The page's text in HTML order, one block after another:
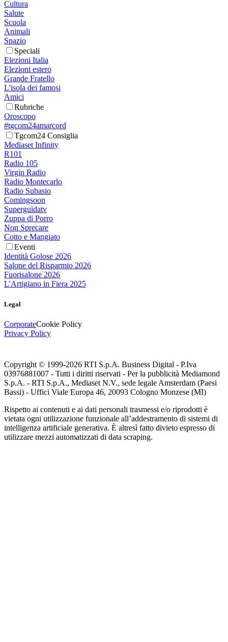
Cultura
Salute
Scuola
Animali
Spazio
Speciali
Elezioni Italia
Elezioni estero
Grande Fratello
L'isola dei famosi
Amici
Rubriche
Oroscopo
#tgcom24amarcord
Tgcom24 Consiglia
Mediaset Infinity
R101
Radio 105
Virgin Radio
Radio Montecarlo
Radio Subasio
Comingsoon
Superguidatv
Zuppa di Porro
Non Sprecare
Cotto e Mangiato
Eventi
Identità Golose 2026
Salone del Risparmio 2026
Fuorisalone 2026
L'Artigiano in Fiera 2025
Legal
CorporateCookie Policy
Privacy Policy
Copyright © 1999-2026 RTI S.p.A. Business Digital - P.Iva
03976881007 - Tutti i diritti riservati - Per la pubblicità Mediamond
S.p.A. - RTI S.p.A., Mediaset N.V., sede legale Amsterdam (Paesi
Bassi) - Uffici Viale Europa 46, 20093 Cologno Monzese (MI)
Rispetto ai contenuti e ai dati personali trasmessi e/o riprodotti è
vietata ogni utilizzazione funzionale all’addestramento di sistemi di
intelligenza artificiale generativa. È altresì fatto divieto espresso di
utilizzare mezzi automatizzati di data scraping.